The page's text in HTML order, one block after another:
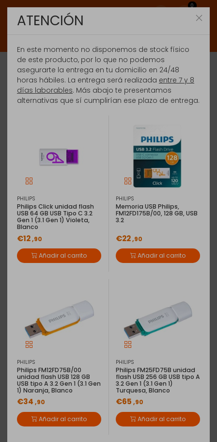
0
ATENCIÓN
En este momento no disponemos de stock físico
de este producto, por lo que no podemos
asegurarte la entrega en tu domicilio en 24/48
horas hábiles. La entrega será realizada entre 7 y 8
días laborables. Más abajo te presentamos
alternativas que sí cumplirían ese plazo de entrega.
PHILIPS
Philips Click unidad flash
USB 64 GB USB Tipo C 3.2
Gen 1 (3.1 Gen 1) Violeta,
Blanco
€12,90
Añadir al carrito
PHILIPS
Memoria USB Philips,
‎FM12FD175B/00, 128 GB, USB
3.2
€22,90
Añadir al carrito
PHILIPS
Philips FM12FD75B/00
unidad flash USB 128 GB
USB tipo A 3.2 Gen 1 (3.1 Gen
1) Naranja, Blanco
€34 ,90
Añadir al carrito
PHILIPS
Philips FM25FD75B unidad
flash USB 256 GB USB tipo A
3.2 Gen 1 (3.1 Gen 1)
Turquesa, Blanco
€65 ,90
Añadir al carrito